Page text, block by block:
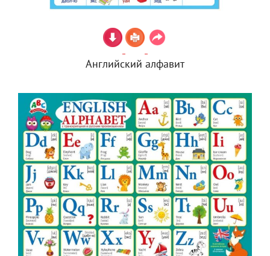
Английский алфавит